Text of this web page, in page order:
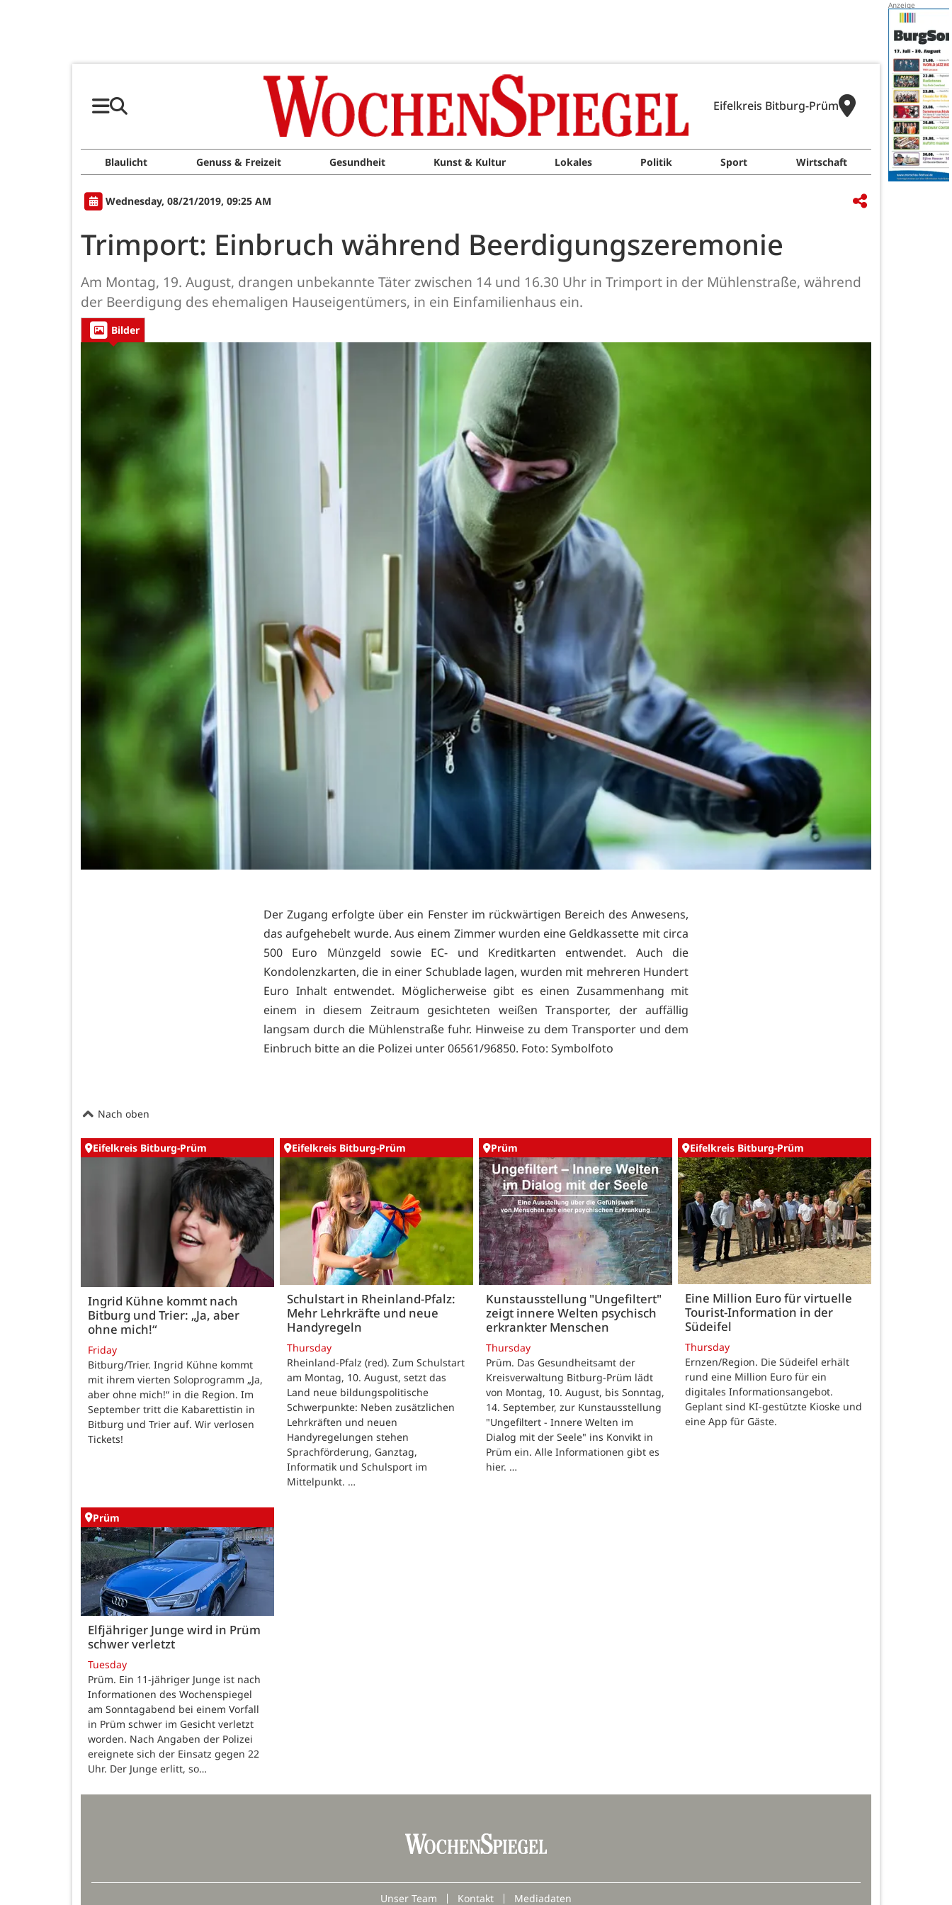
Eifelkreis Bitburg-Prüm
Blaulicht Genuss & Freizeit Gesundheit Kunst & Kultur Lokales Politik Sport Wirtschaft
Wednesday, 08/21/2019, 09:25 AM
Trimport: Einbruch während Beerdigungszeremonie
Am Montag, 19. August, drangen unbekannte Täter zwischen 14 und 16.30 Uhr in Trimport in der Mühlenstraße, während
der Beerdigung des ehemaligen Hauseigentümers, in ein Einfamilienhaus ein.
Bilder
Der Zugang erfolgte über ein Fenster im rückwärtigen Bereich des Anwesens,
das aufgehebelt wurde. Aus einem Zimmer wurden eine Geldkassette mit circa
500 Euro Münzgeld sowie EC- und Kreditkarten entwendet. Auch die
Kondolenzkarten, die in einer Schublade lagen, wurden mit mehreren Hundert
Euro Inhalt entwendet. Möglicherweise gibt es einen Zusammenhang mit
einem in diesem Zeitraum gesichteten weißen Transporter, der auffällig
langsam durch die Mühlenstraße fuhr. Hinweise zu dem Transporter und dem
Einbruch bitte an die Polizei unter 06561/96850. Foto: Symbolfoto
Nach oben
Eifelkreis Bitburg-Prüm
Ingrid Kühne kommt nach
Bitburg und Trier: „Ja, aber
ohne mich!“
Friday
Bitburg/Trier. Ingrid Kühne kommt
mit ihrem vierten Soloprogramm „Ja,
aber ohne mich!“ in die Region. Im
September tritt die Kabarettistin in
Bitburg und Trier auf. Wir verlosen
Tickets!
Eifelkreis Bitburg-Prüm
Schulstart in Rheinland-Pfalz:
Mehr Lehrkräfte und neue
Handyregeln
Thursday
Rheinland-Pfalz (red). Zum Schulstart
am Montag, 10. August, setzt das
Land neue bildungspolitische
Schwerpunkte: Neben zusätzlichen
Lehrkräften und neuen
Handyregelungen stehen
Sprachförderung, Ganztag,
Informatik und Schulsport im
Mittelpunkt. …
Prüm
Kunstausstellung "Ungefiltert"
zeigt innere Welten psychisch
erkrankter Menschen
Thursday
Prüm. Das Gesundheitsamt der
Kreisverwaltung Bitburg-Prüm lädt
von Montag, 10. August, bis Sonntag,
14. September, zur Kunstausstellung
"Ungefiltert - Innere Welten im
Dialog mit der Seele" ins Konvikt in
Prüm ein. Alle Informationen gibt es
hier. …
Eifelkreis Bitburg-Prüm
Eine Million Euro für virtuelle
Tourist-Information in der
Südeifel
Thursday
Ernzen/Region. Die Südeifel erhält
rund eine Million Euro für ein
digitales Informationsangebot.
Geplant sind KI-gestützte Kioske und
eine App für Gäste.
Prüm
Elfjähriger Junge wird in Prüm
schwer verletzt
Tuesday
Prüm. Ein 11-jähriger Junge ist nach
Informationen des Wochenspiegel
am Sonntagabend bei einem Vorfall
in Prüm schwer im Gesicht verletzt
worden. Nach Angaben der Polizei
ereignete sich der Einsatz gegen 22
Uhr. Der Junge erlitt, so…
Unser Team Kontakt Mediadaten